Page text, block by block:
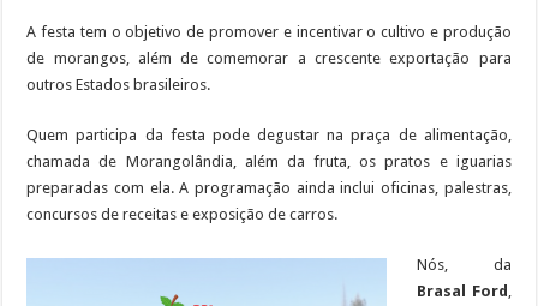
A festa tem o objetivo de promover e incentivar o cultivo e produção
de morangos, além de comemorar a crescente exportação para
outros Estados brasileiros.
Quem participa da festa pode degustar na praça de alimentação,
chamada de Morangolândia, além da fruta, os pratos e iguarias
preparadas com ela. A programação ainda inclui oficinas, palestras,
concursos de receitas e exposição de carros.
Nós, da
Brasal Ford